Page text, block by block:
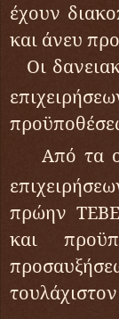
έχουν
και άνευ
Οι
Από τα
πρώην
και